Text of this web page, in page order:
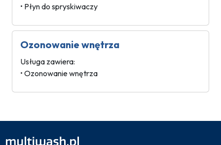
• Płyn do spryskiwaczy
Ozonowanie wnętrza
Usługa zawiera:
• Ozonowanie wnętrza